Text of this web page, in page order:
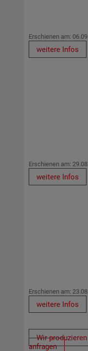
Erschienen am:
weitere Infos
Erschienen am:
weitere Infos
Erschienen am:
weitere Infos
Wir
anfragen